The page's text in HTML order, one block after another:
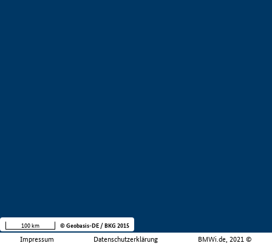
Impressum Datenschutzerklärung BMWi.de, 2021 ©
100 km © Geobasis-DE / BKG 2015